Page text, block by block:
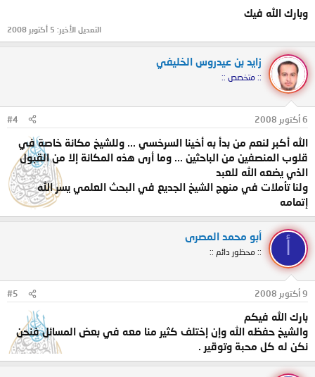
وبارك الله فيك
التعديل الأخير: 5 أكتوبر 2008
زايد بن عيدروس الخليفي
:: متخصص ::
6 أكتوبر 2008 #4
الله أكبر لنعم من بدأ به أخينا السرخسي ... وللشيخ مكانة خاصة في
قلوب المنصفين من الباحثين ... وما أرى هذه المكانة إلا من القبول
الذي يضعه الله للعبد
ولنا تأملات في منهج الشيخ الجديع في البحث العلمي يسر الله
إتمامه
أبو محمد المصرى
:: محظور دائم ::
9 أكتوبر 2008 #5
بارك الله فيكم
والشيخ حفظه الله وإن إختلف كثير منا معه في بعض المسائل فنحن
نكن له كل محبة وتوقير .